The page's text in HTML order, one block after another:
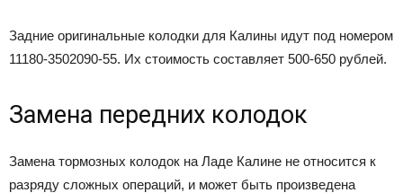
Задние оригинальные колодки для Калины идут под номером
11180-3502090-55. Их стоимость составляет 500-650 рублей.
Замена передних колодок
Замена тормозных колодок на Ладе Калине не относится к
разряду сложных операций, и может быть произведена